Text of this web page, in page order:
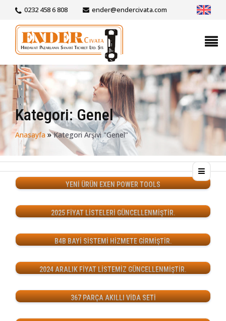
0232 458 6 808 ender@endercivata.com
Kategori:Genel
Anasayfa »Kategori Arşivi "Genel"
YENİ ÜRÜN EXEN POWER TOOLS
2025 FİYAT LİSTELERİ GÜNCELLENMİŞTİR.
B4B BAYİ SİSTEMİ HİZMETE GİRMİŞTİR.
2024 ARALIK FİYAT LİSTEMİZ GÜNCELLENMİŞTİR.
367 PARÇA AKILLI VİDA SETİ